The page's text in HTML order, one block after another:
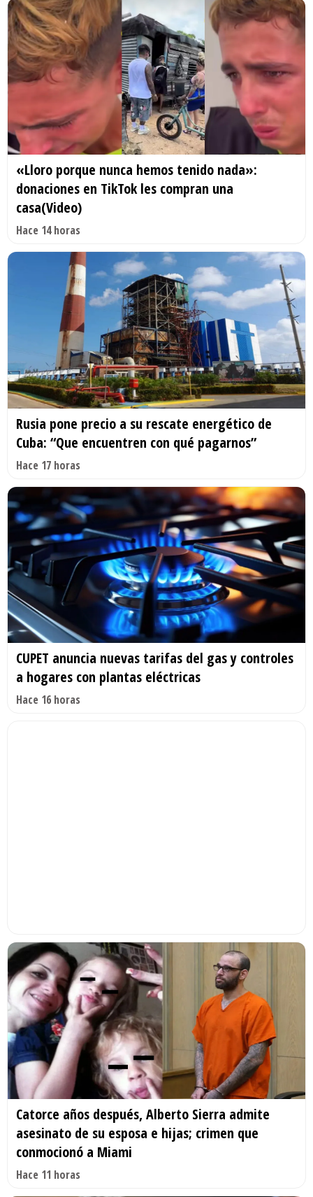
«Lloro porque nunca hemos tenido nada»:
donaciones en TikTok les compran una
casa(Video)
Hace 14 horas
Rusia pone precio a su rescate energético de
Cuba: “Que encuentren con qué pagarnos”
Hace 17 horas
CUPET anuncia nuevas tarifas del gas y controles
a hogares con plantas eléctricas
Hace 16 horas
Catorce años después, Alberto Sierra admite
asesinato de su esposa e hijas; crimen que
conmocionó a Miami
Hace 11 horas